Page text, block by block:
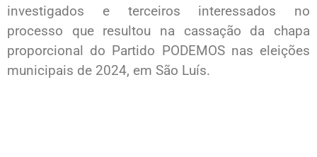
investigados e terceiros interessados no
processo que resultou na cassação da chapa
proporcional do Partido PODEMOS nas eleições
municipais de 2024, em São Luís.